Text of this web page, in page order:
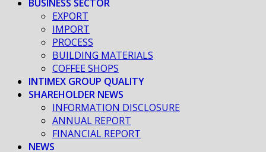
BUSINESS SECTOR
EXPORT
IMPORT
PROCESS
BUILDING MATERIALS
COFFEE SHOPS
INTIMEX GROUP QUALITY
SHAREHOLDER NEWS
INFORMATION DISCLOSURE
ANNUAL REPORT
FINANCIAL REPORT
NEWS